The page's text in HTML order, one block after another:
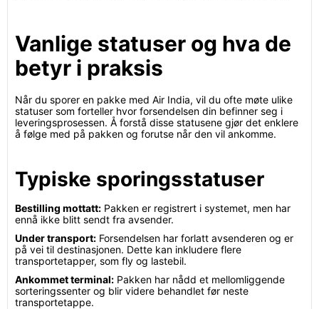
Vanlige statuser og hva de
betyr i praksis
Når du sporer en pakke med Air India, vil du ofte møte ulike
statuser som forteller hvor forsendelsen din befinner seg i
leveringsprosessen. Å forstå disse statusene gjør det enklere
å følge med på pakken og forutse når den vil ankomme.
Typiske sporingsstatuser
Bestilling mottatt: Pakken er registrert i systemet, men har
ennå ikke blitt sendt fra avsender.
Under transport: Forsendelsen har forlatt avsenderen og er
på vei til destinasjonen. Dette kan inkludere flere
transportetapper, som fly og lastebil.
Ankommet terminal: Pakken har nådd et mellomliggende
sorteringssenter og blir videre behandlet før neste
transportetappe.